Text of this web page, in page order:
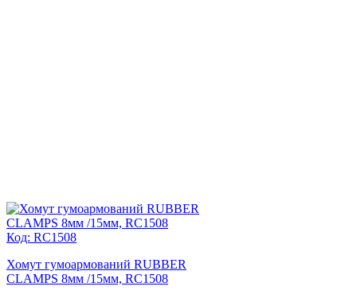
Код: RC1508
Хомут гумоармований RUBBER
CLAMPS 8мм /15мм, RC1508